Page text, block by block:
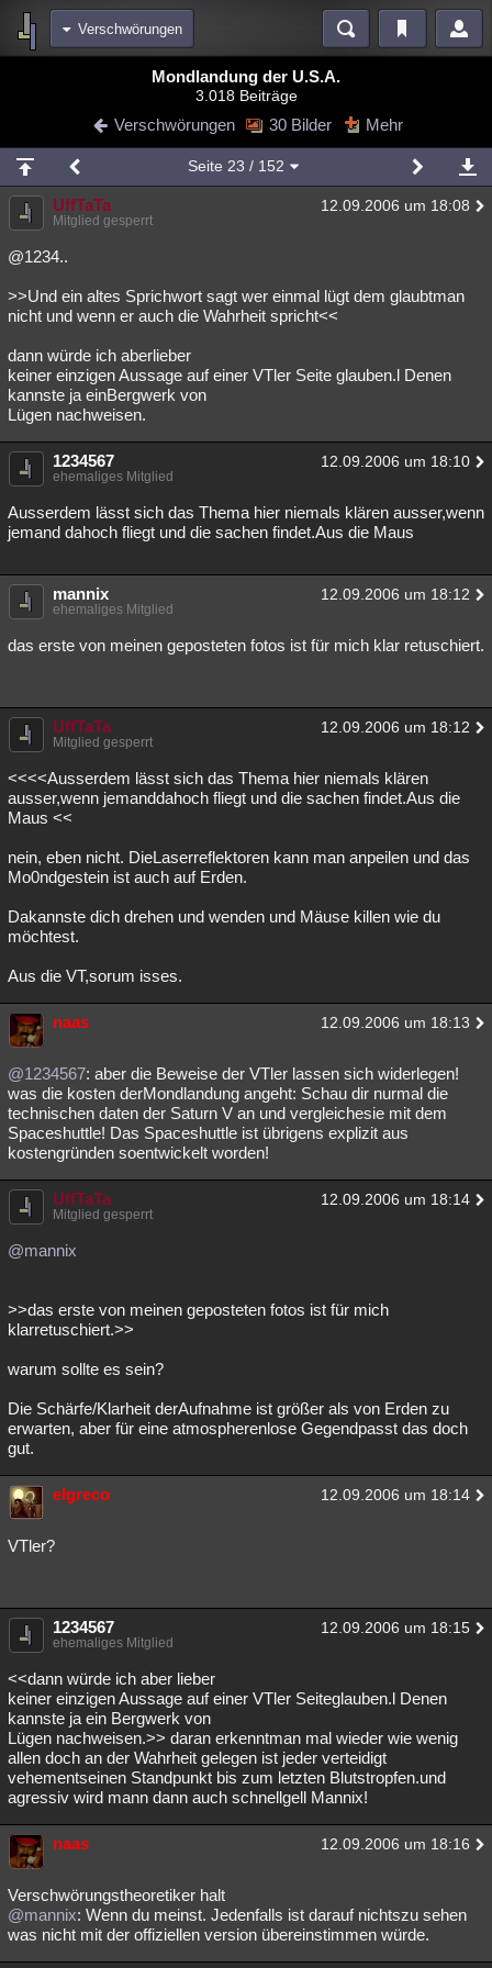
Verschwörungen
Blogs Videos
Chat Wiki Neuigkeiten
meine Rubriken
Menschen Mystery Kriminalfälle
Spiritualität
Natur Umfragen Unterhaltung
Philosophie Träume
Astronomie Helpdesk
Musik
Übersichten
Besucht Teilgenommen Alle Neue Geschlossen
Mondlandung der U.S.A.
3.018 Beiträge
Verschwörungen 30 Bilder Mehr
Seite 23 / 152
UffTaTa 12.09.2006 um 18:08
Mitglied gesperrt
@1234..
>>Und ein altes Sprichwort sagt wer einmal lügt dem glaubtman
nicht und wenn er auch die Wahrheit spricht<<
dann würde ich aberlieber
keiner einzigen Aussage auf einer VTler Seite glauben.l Denen
kannste ja einBergwerk von
Lügen nachweisen.
1234567 12.09.2006 um 18:10
ehemaliges Mitglied
Ausserdem lässt sich das Thema hier niemals klären ausser,wenn
jemand dahoch fliegt und die sachen findet.Aus die Maus
mannix 12.09.2006 um 18:12
ehemaliges Mitglied
das erste von meinen geposteten fotos ist für mich klar retuschiert.
UffTaTa 12.09.2006 um 18:12
Mitglied gesperrt
<<<<Ausserdem lässt sich das Thema hier niemals klären
ausser,wenn jemanddahoch fliegt und die sachen findet.Aus die
Maus <<
nein, eben nicht. DieLaserreflektoren kann man anpeilen und das
Mo0ndgestein ist auch auf Erden.
Dakannste dich drehen und wenden und Mäuse killen wie du
möchtest.
Aus die VT,sorum isses.
naas 12.09.2006 um 18:13
@1234567: aber die Beweise der VTler lassen sich widerlegen!
was die kosten derMondlandung angeht: Schau dir nurmal die
technischen daten der Saturn V an und vergleichesie mit dem
Spaceshuttle! Das Spaceshuttle ist übrigens explizit aus
kostengründen soentwickelt worden!
UffTaTa 12.09.2006 um 18:14
Mitglied gesperrt
@mannix
>>das erste von meinen geposteten fotos ist für mich
klarretuschiert.>>
warum sollte es sein?
Die Schärfe/Klarheit derAufnahme ist größer als von Erden zu
erwarten, aber für eine atmospherenlose Gegendpasst das doch
gut.
elgreco 12.09.2006 um 18:14
VTler?
1234567 12.09.2006 um 18:15
ehemaliges Mitglied
<<dann würde ich aber lieber
keiner einzigen Aussage auf einer VTler Seiteglauben.l Denen
kannste ja ein Bergwerk von
Lügen nachweisen.>> daran erkenntman mal wieder wie wenig
allen doch an der Wahrheit gelegen ist jeder verteidigt
vehementseinen Standpunkt bis zum letzten Blutstropfen.und
agressiv wird mann dann auch schnellgell Mannix!
naas 12.09.2006 um 18:16
Verschwörungstheoretiker halt
@mannix: Wenn du meinst. Jedenfalls ist darauf nichtszu sehen
was nicht mit der offiziellen version übereinstimmen würde.